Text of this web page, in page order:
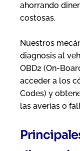
ahorrando
costosas.
Nuestros
diagnosis al
OBD2 (On-
acceder a los
Codes) y
las averías o